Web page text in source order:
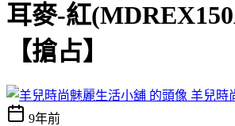
耳麥-紅
【搶占】
羊兒時
9年前